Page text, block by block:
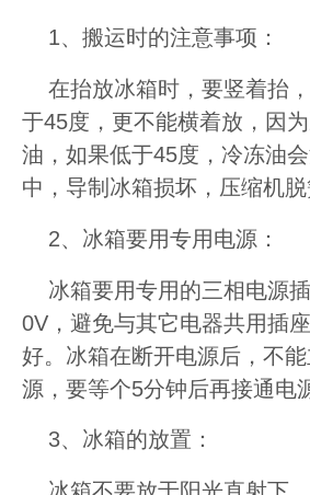
1、搬运时的注意事项：
在抬放冰箱时，要竖着抬
于45度，更不能横着放，因
油，如果低于45度，冷冻油
中，导制冰箱损坏，压缩机脱
2、冰箱要用专用电源：
冰箱要用专用的三相电源
0V，避免与其它电器共用插
好。冰箱在断开电源后，不
源，要等个5分钟后再接通电
3、冰箱的放置：